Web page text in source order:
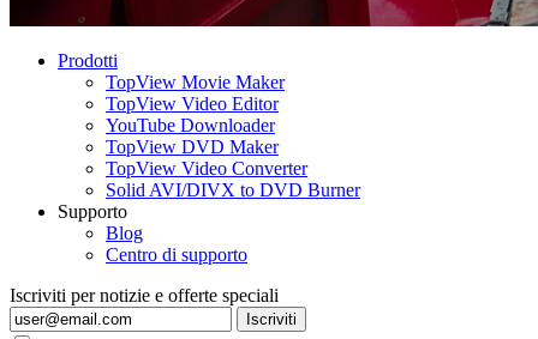
Prodotti
TopView Movie Maker
TopView Video Editor
YouTube Downloader
TopView DVD Maker
TopView Video Converter
Solid AVI/DIVX to DVD Burner
Supporto
Blog
Centro di supporto
Iscriviti per notizie e offerte speciali
Iscriviti